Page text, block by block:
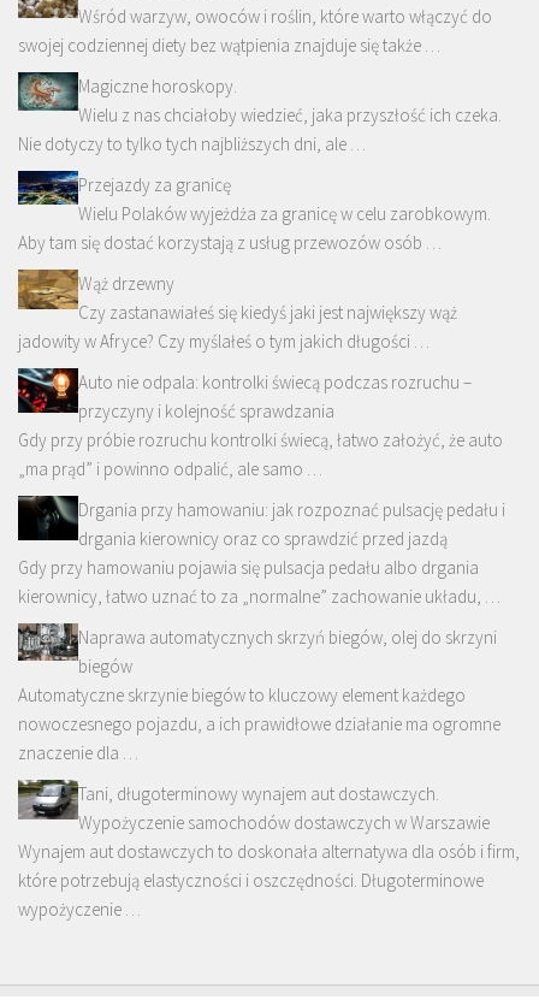
Wśród warzyw, owoców i roślin, które warto włączyć do
swojej codziennej diety bez wątpienia znajduje się także …
Magiczne horoskopy.
Wielu z nas chciałoby wiedzieć, jaka przyszłość ich czeka.
Nie dotyczy to tylko tych najbliższych dni, ale …
Przejazdy za granicę
Wielu Polaków wyjeżdża za granicę w celu zarobkowym.
Aby tam się dostać korzystają z usług przewozów osób …
Wąż drzewny
Czy zastanawiałeś się kiedyś jaki jest największy wąż
jadowity w Afryce? Czy myślałeś o tym jakich długości …
Auto nie odpala: kontrolki świecą podczas rozruchu –
przyczyny i kolejność sprawdzania
Gdy przy próbie rozruchu kontrolki świecą, łatwo założyć, że auto
„ma prąd” i powinno odpalić, ale samo …
Drgania przy hamowaniu: jak rozpoznać pulsację pedału i
drgania kierownicy oraz co sprawdzić przed jazdą
Gdy przy hamowaniu pojawia się pulsacja pedału albo drgania
kierownicy, łatwo uznać to za „normalne” zachowanie układu, …
Naprawa automatycznych skrzyń biegów, olej do skrzyni
biegów
Automatyczne skrzynie biegów to kluczowy element każdego
nowoczesnego pojazdu, a ich prawidłowe działanie ma ogromne
znaczenie dla …
Tani, długoterminowy wynajem aut dostawczych.
Wypożyczenie samochodów dostawczych w Warszawie
Wynajem aut dostawczych to doskonała alternatywa dla osób i firm,
które potrzebują elastyczności i oszczędności. Długoterminowe
wypożyczenie …